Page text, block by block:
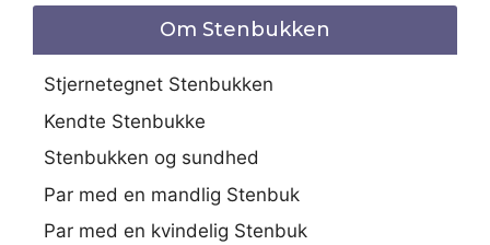
Om Stenbukken
Stjernetegnet Stenbukken
Kendte Stenbukke
Stenbukken og sundhed
Par med en mandlig Stenbuk
Par med en kvindelig Stenbuk